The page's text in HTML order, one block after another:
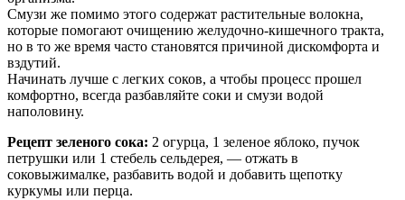
Смузи же помимо этого содержат растительные волокна,
которые помогают очищению желудочно-кишечного тракта,
но в то же время часто становятся причиной дискомфорта и
вздутий.
Начинать лучше с легких соков, а чтобы процесс прошел
комфортно, всегда разбавляйте соки и смузи водой
наполовину.
Рецепт зеленого сока: 2 огурца, 1 зеленое яблоко, пучок
петрушки или 1 стебель сельдерея, — отжать в
соковыжималке, разбавить водой и добавить щепотку
куркумы или перца.